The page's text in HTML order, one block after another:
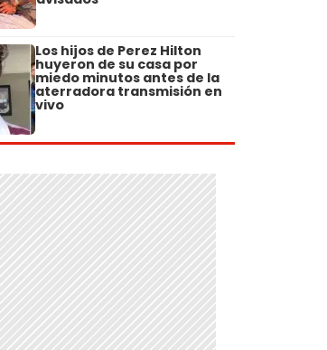
Los hijos de Perez Hilton
huyeron de su casa por
miedo minutos antes de la
aterradora transmisión en
vivo